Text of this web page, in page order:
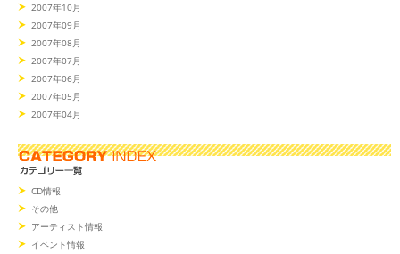
2007年10月
2007年09月
2007年08月
2007年07月
2007年06月
2007年05月
2007年04月
CD情報
その他
アーティスト情報
イベント情報